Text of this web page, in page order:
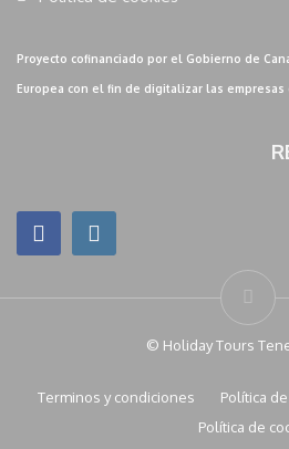
Proyecto cofinanciado por el Gobierno de
Europea con el fin de digitalizar las empresas
© Holiday Tours
Terminos y condiciones Política
Política de